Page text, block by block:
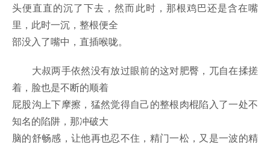
头便直直的沉了下去，然而此时，那根鸡巴还是含在嘴
里，此时一沉，整根便全
部没入了嘴中，直插喉咙。
大叔两手依然没有放过眼前的这对肥臀，兀自在揉搓
着，脸也是不断的顺着
屁股沟上下摩擦，猛然觉得自己的整根肉棍陷入了一处不
知名的陷阱，那冲破大
脑的舒畅感，让他再也忍不住，精门一松，又是一波的精